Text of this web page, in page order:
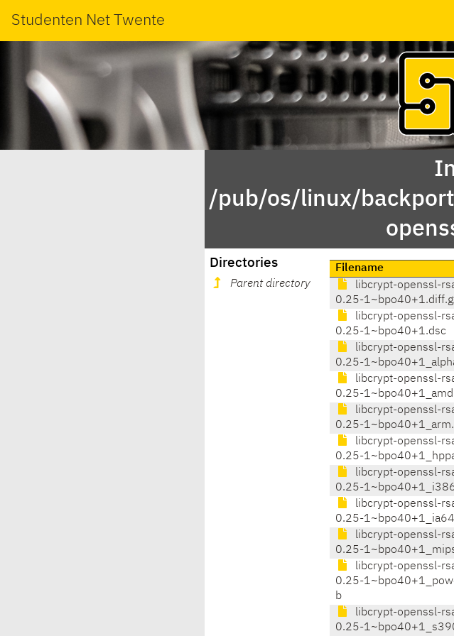
Studenten Net Twente
/pub/os/linux/
Directories
Parent directory
Filename
libcrypt-openssl-
0.25-
libcrypt-openssl-
0.25-1~bpo40+1.dsc
libcrypt-openssl-
0.25-
libcrypt-openssl-
0.25-
libcrypt-openssl-
0.25-
libcrypt-openssl-
0.25-
libcrypt-openssl-
0.25-
libcrypt-openssl-
0.25-
libcrypt-openssl-
0.25-
libcrypt-openssl-
0.25-
b
libcrypt-openssl-
0.25-